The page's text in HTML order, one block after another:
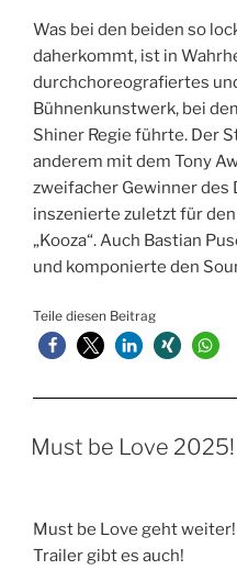
Was bei den beiden so
daherkommt, ist in
durchchoreografiertes
Bühnenkunstwerk, bei
Shiner Regie führte. Der
anderem mit dem Tony
zweifacher Gewinner des
inszenierte zuletzt für
„Kooza“. Auch Bastian
und komponierte den
Teile diesen Beitrag
Must be Love 2025!
Must be Love geht
Trailer gibt es auch!